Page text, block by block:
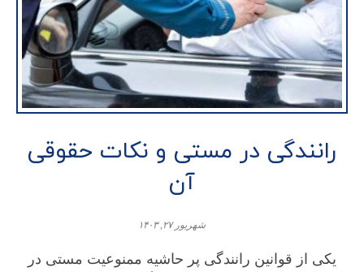
رانندگی در مستی و نکات حقوقی
آن
شهریور ۲۷, ۱۴۰۳
یکی از قوانین رانندگی پر حاشیه ممنوعیت مستی در